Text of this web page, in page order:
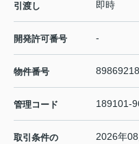
引渡し 即時
開発許可番号 -
物件番号 89869218
管理コード 189101-
取引条件の
2026年